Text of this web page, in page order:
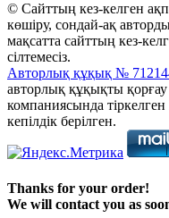
© Сайттың кез-келген
көшіру, сондай-ақ
мақсатта сайттың кез-
сілтемесіз.
Авторлық құқық №
авторлық құқықты
компаниясында
кепілдік берілген.
Thanks for your order!
We will contact you as